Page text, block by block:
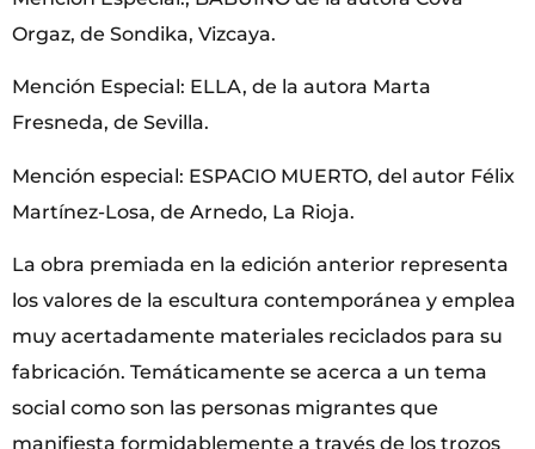
Orgaz, de Sondika, Vizcaya.
Mención Especial: ELLA, de la autora Marta
Fresneda, de Sevilla.
Mención especial: ESPACIO MUERTO, del autor Félix
Martínez-Losa, de Arnedo, La Rioja.
La obra premiada en la edición anterior representa
los valores de la escultura contemporánea y emplea
muy acertadamente materiales reciclados para su
fabricación. Temáticamente se acerca a un tema
social como son las personas migrantes que
manifiesta formidablemente a través de los trozos